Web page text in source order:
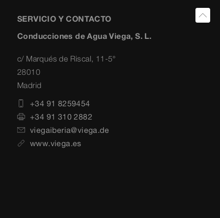
SERVICIO Y CONTACTO
Conducciones de Agua Viega, S. L.
c/ Marqués de Riscal, 11-5°
28010
Madrid
+34 91 8259454
+34 91 310 2882
viegaiberia@viega.de
www.viega.es